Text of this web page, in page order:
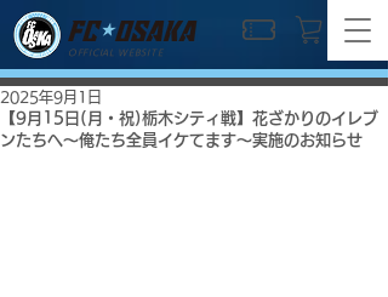
OFFICIAL WEBSITE
【9月15日(月・祝)栃木シティ戦】花ざかりのイレブ
ンたちへ～俺たち全員イケてます～実施のお知らせ
2025年9月1日